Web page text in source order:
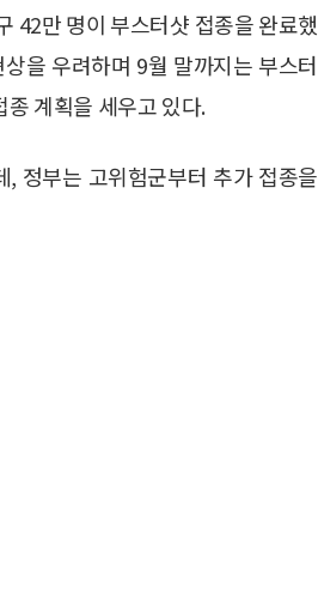
42만 명이 부스터샷 접종을 완료했
을 우려하며 9월 말까지는 부스터
계획을 세우고 있다.
정부는 고위험군부터 추가 접종을